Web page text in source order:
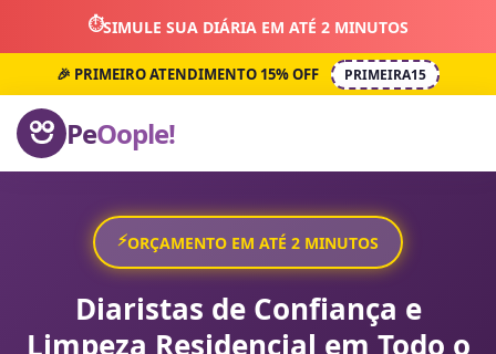
⏱️SIMULE SUA DIÁRIA EM ATÉ 2 MINUTOS
🎉 PRIMEIRO ATENDIMENTO 15% OFF PRIMEIRA15
PeOople!
⚡ORÇAMENTO EM ATÉ 2 MINUTOS
Diaristas de Confiança e
Limpeza Residencial em Todo o